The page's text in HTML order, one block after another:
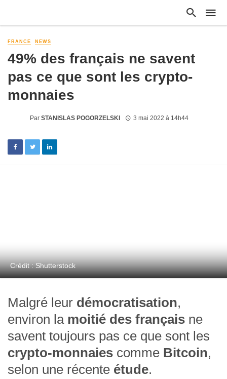
FRANCE NEWS
49% des français ne savent
pas ce que sont les crypto-
monnaies
Par STANISLAS POGORZELSKI 3 mai 2022 à 14h44
Crédit : Shutterstock
Malgré leur démocratisation,
environ la moitié des français ne
savent toujours pas ce que sont les
crypto-monnaies comme Bitcoin,
selon une récente étude.